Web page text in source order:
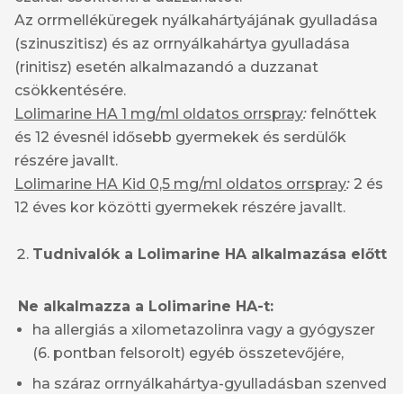
Az orrmelléküregek nyálkahártyájának gyulladása
(szinuszitisz) és az orrnyálkahártya gyulladása
(rinitisz) esetén alkalmazandó a duzzanat
csökkentésére.
Lolimarine HA 1 mg/ml oldatos orrspray: felnőttek
és 12 évesnél idősebb gyermekek és serdülők
részére javallt.
Lolimarine HA Kid 0,5 mg/ml oldatos orrspray: 2 és
12 éves kor közötti gyermekek részére javallt.
Tudnivalók a Lolimarine HA alkalmazása előtt
Ne alkalmazza a Lolimarine HA-t:
ha allergiás a xilometazolinra vagy a gyógyszer
(6. pontban felsorolt) egyéb összetevőjére,
ha száraz orrnyálkahártya-gyulladásban szenved